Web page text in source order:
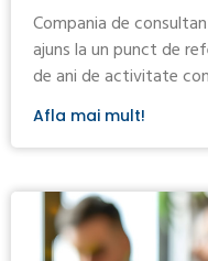
Compania de
ajuns la un punct de
de ani de activitate
Afla mai mult!